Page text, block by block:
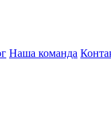
Наша команда